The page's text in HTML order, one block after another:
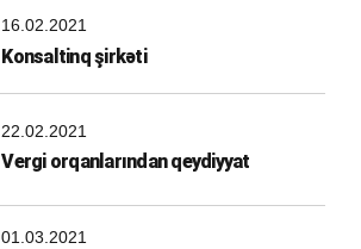
16.02.2021
Konsaltinq şirkəti
22.02.2021
Vergi orqanlarından qeydiyyat
01.03.2021